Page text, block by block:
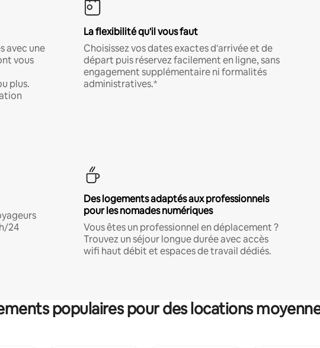
avec une
vous
plus.
La flexibilité qu'il vous faut
Choisissez vos dates exactes d'arrivée et de
départ puis réservez facilement en ligne, sans
engagement supplémentaire ni formalités
administratives.*
24
Des logements adaptés aux professionnels
pour les nomades numériques
Vous êtes un professionnel en déplacement ?
Trouvez un séjour longue durée avec accès
wifi haut débit et espaces de travail dédiés.
populaires pour des locations